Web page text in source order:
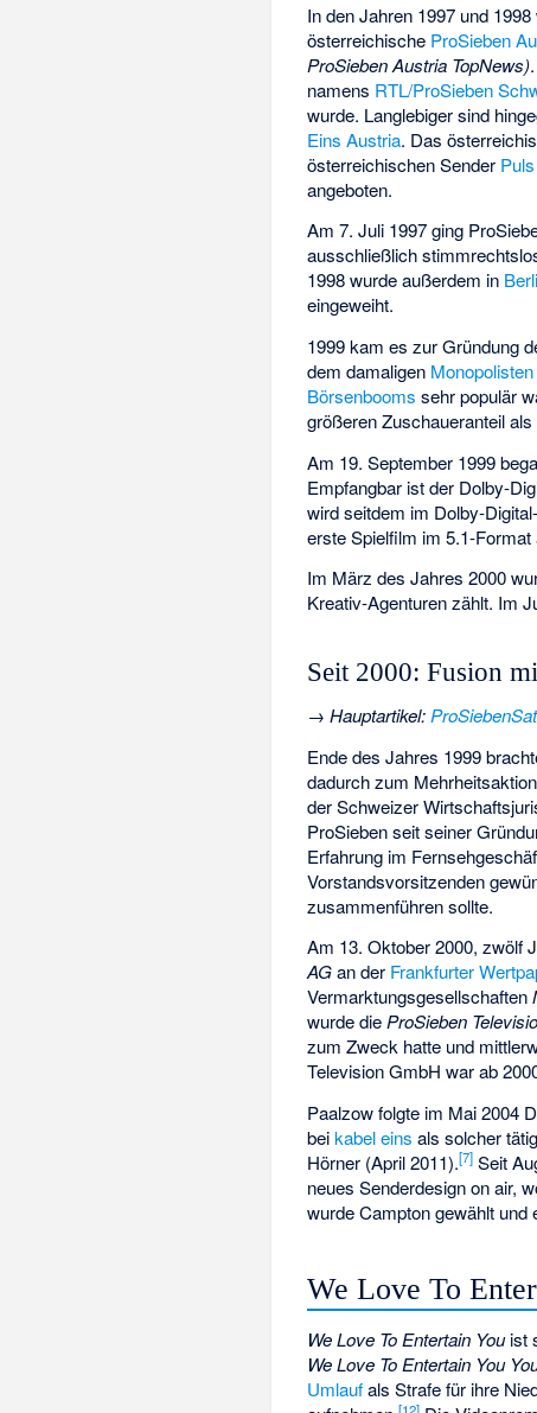
In den Jahren 1997 und
österreichische ProSieben
ProSieben Austria TopNews)
namens RTL/ProSieben
wurde. Langlebiger sind
Eins Austria. Das
österreichischen Sender
angeboten.
Am 7. Juli 1997 ging
ausschließlich
1998 wurde außerdem in
eingeweiht.
1999 kam es zur Gründung
dem damaligen Monopolisten
Börsenbooms sehr populär
größeren Zuschaueranteil
Am 19. September 1999
Empfangbar ist der Dolby-
wird seitdem im Dolby-
erste Spielfilm im 5.1-
Im März des Jahres 2000
Kreativ-Agenturen zählt. Im
Seit 2000: Fusion
→Hauptartikel:
Ende des Jahres 1999
dadurch zum
der Schweizer
ProSieben seit seiner
Erfahrung im
Vorstandsvorsitzenden
zusammenführen sollte.
Am 13. Oktober 2000, zwölf
AGan der Frankfurter
Vermarktungsgesellschaften
wurde dieProSieben
zum Zweck hatte und
Television GmbH war ab
Paalzow folgte im Mai 2004
beikabel eins als solcher
Hörner (April 2011).[7] Seit
neues Senderdesign on air,
wurde Campton gewählt
We Love To
We Love To Entertain Youist
We Love To Entertain You
Umlaufals Strafe für ihre
[12]